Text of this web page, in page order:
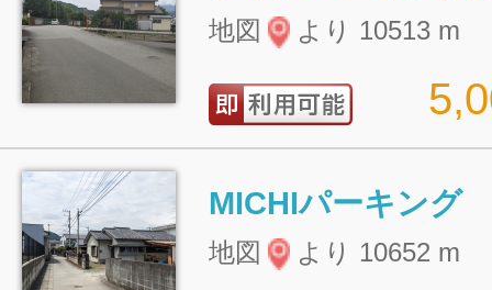
地図 より 10513 m
MICHIパーキング
地図 より 10652 m